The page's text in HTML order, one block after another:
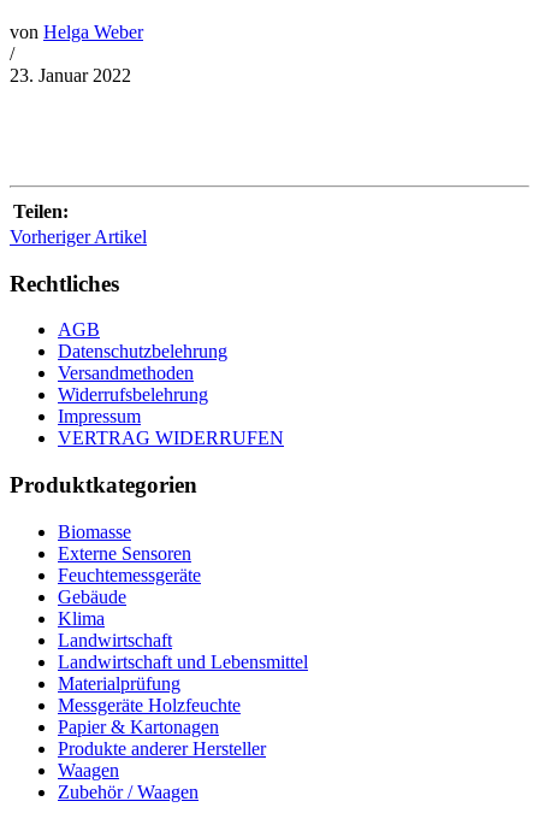
von Helga Weber
/
23. Januar 2022
Teilen:
Vorheriger Artikel
Rechtliches
AGB
Datenschutzbelehrung
Versandmethoden
Widerrufsbelehrung
Impressum
VERTRAG WIDERRUFEN
Produktkategorien
Biomasse
Externe Sensoren
Feuchtemessgeräte
Gebäude
Klima
Landwirtschaft
Landwirtschaft und Lebensmittel
Materialprüfung
Messgeräte Holzfeuchte
Papier & Kartonagen
Produkte anderer Hersteller
Waagen
Zubehör / Waagen